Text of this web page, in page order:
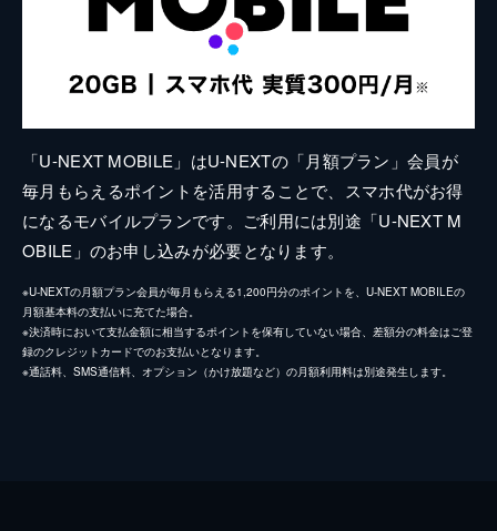
「U-NEXT MOBILE」はU-NEXTの「月額プラン」会員が
毎月もらえるポイントを活用することで、スマホ代がお得
になるモバイルプランです。ご利用には別途「U-NEXT M
OBILE」のお申し込みが必要となります。
※U-NEXTの月額プラン会員が毎月もらえる1,200円分のポイントを、U-NEXT MOBILEの
月額基本料の支払いに充てた場合。
※決済時において支払金額に相当するポイントを保有していない場合、差額分の料金はご登
録のクレジットカードでのお支払いとなります。
※通話料、SMS通信料、オプション（かけ放題など）の月額利用料は別途発生します。